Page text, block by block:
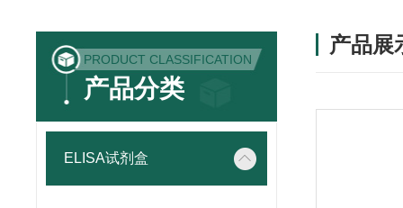
PRODUCT CLASSIFICATION
产品分类
ELISA试剂盒
产品展